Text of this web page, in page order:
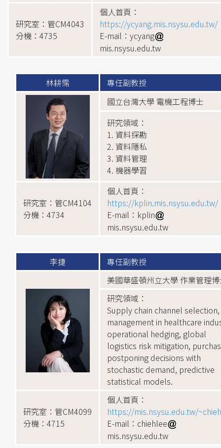
研究室：管CM4043
分機：4735
個人首頁：
https://ycyang.mis.nsysu.edu.tw/
E-mail：ycyang
mis.nsysu.edu.tw
林耕霈
專任副教授
國立台灣大學 電機工程博士
研究領域：
1. 資料探勘
2. 資料隱私
3. 資料管理
4. 機器學習
研究室：管CM4104
分機：4734
個人首頁：
https://kplin.mis.nsysu.edu.tw/
E-mail：kplin
mis.nsysu.edu.tw
李捷
專任副教授
美國華盛頓州立大學 作業管理
研究領域：
Supply chain channel
management in healthcare
operational hedging, global
logistics risk mitigation,
postponing decisions with
stochastic demand, predictive
statistical models.
研究室：管CM4099
分機：4715
個人首頁：
https://mis.nsysu.edu.tw/
E-mail：chiehlee
mis.nsysu.edu.tw